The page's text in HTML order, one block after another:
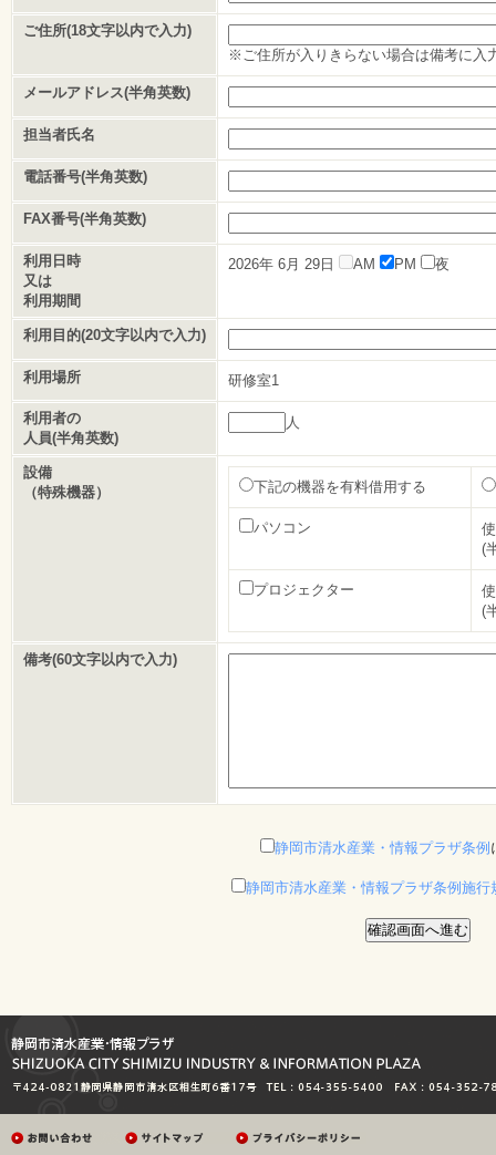
ご住所(18文字以内で入力)
※ご住所が入りきらない場合は備考に入
メールアドレス(半角英数)
担当者氏名
電話番号(半角英数)
FAX番号(半角英数)
利用日時
又は
利用期間
2026年 6月 29日 AM PM 夜
利用目的(20文字以内で入力)
利用場所 研修室1
利用者の
人員(半角英数)
人
設備
（特殊機器）
下記の機器を有料借用する
パソコン
(
プロジェクター
(
備考(60文字以内で入力)
静岡市清水産業・情報プラザ条例
静岡市清水産業・情報プラザ条例施行